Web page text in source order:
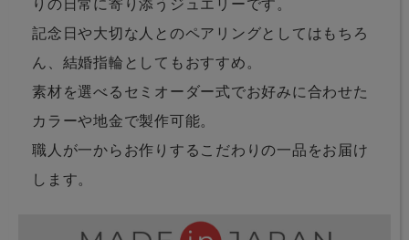
りの日常に寄り添うジュエリーです。
記念日や大切な人とのペアリングとしてはもちろ
ん、結婚指輪としてもおすすめ。
素材を選べるセミオーダー式でお好みに合わせた
カラーや地金で製作可能。
職人が一からお作りするこだわりの一品をお届け
します。